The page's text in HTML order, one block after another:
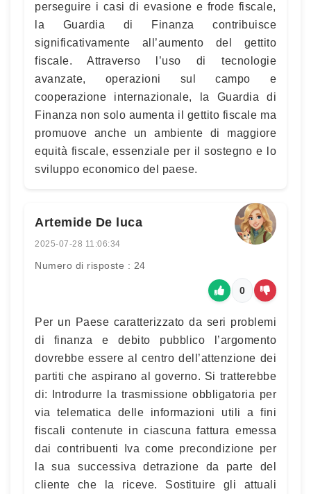
perseguire i casi di evasione e frode fiscale,
la Guardia di Finanza contribuisce
significativamente all’aumento del gettito
fiscale. Attraverso l’uso di tecnologie
avanzate, operazioni sul campo e
cooperazione internazionale, la Guardia di
Finanza non solo aumenta il gettito fiscale ma
promuove anche un ambiente di maggiore
equità fiscale, essenziale per il sostegno e lo
sviluppo economico del paese.
Artemide De luca
2025-07-28 11:06:34
Numero di risposte : 24
0
Per un Paese caratterizzato da seri problemi
di finanza e debito pubblico l’argomento
dovrebbe essere al centro dell’attenzione dei
partiti che aspirano al governo. Si tratterebbe
di: Introdurre la trasmissione obbligatoria per
via telematica delle informazioni utili a fini
fiscali contenute in ciascuna fattura emessa
dai contribuenti Iva come precondizione per
la sua successiva detrazione da parte del
cliente che la riceve. Sostituire gli attuali